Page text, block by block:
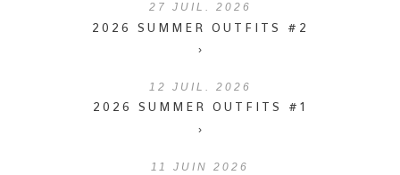
27 JUIL. 2026
2026 SUMMER OUTFITS #2
›
12 JUIL. 2026
2026 SUMMER OUTFITS #1
›
11 JUIN 2026